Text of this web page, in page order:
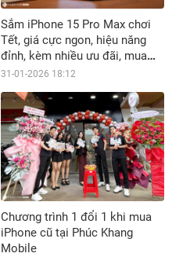
Sắm iPhone 15 Pro Max chơi
Tết, giá cực ngon, hiệu năng
đỉnh, kèm nhiều ưu đãi, mua
ngay!
31-01-2026 18:12
Chương trình 1 đổi 1 khi mua
iPhone cũ tại Phúc Khang
Mobile